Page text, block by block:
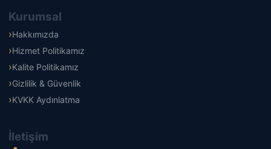
Kurumsal
Hakkımızda
Hizmet Politikamız
Kalite Politikamız
Gizlilik & Güvenlik
KVKK Aydınlatma
İletişim